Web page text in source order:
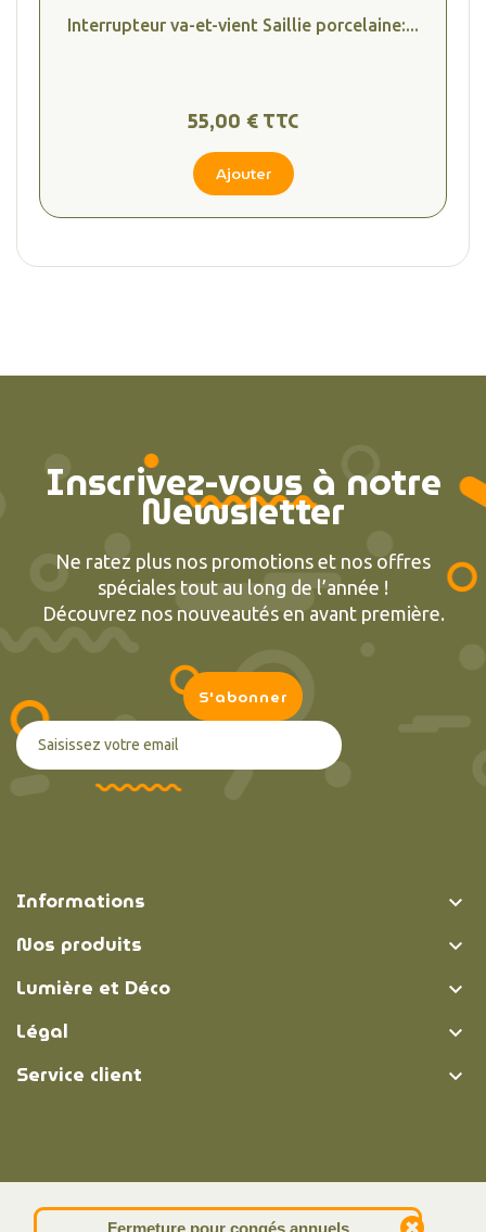
Interrupteur va-et-vient Saillie porcelaine:...
55,00 € TTC
Ajouter
Inscrivez-vous à notre
Newsletter
Ne ratez plus nos promotions et nos offres
spéciales tout au long de l’année !
Découvrez nos nouveautés en avant première.
Informations 
Nos produits 
Lumière et Déco 
Légal 
Service client 
© Lumière et Déco | 2026